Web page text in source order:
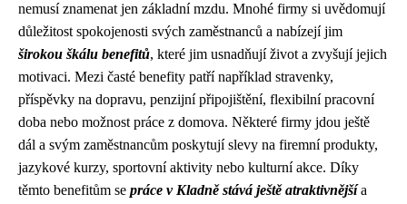
nemusí znamenat jen základní mzdu. Mnohé firmy si uvědomují
důležitost spokojenosti svých zaměstnanců a nabízejí jim
širokou škálu benefitů, které jim usnadňují život a zvyšují jejich
motivaci. Mezi časté benefity patří například stravenky,
příspěvky na dopravu, penzijní připojištění, flexibilní pracovní
doba nebo možnost práce z domova. Některé firmy jdou ještě
dál a svým zaměstnancům poskytují slevy na firemní produkty,
jazykové kurzy, sportovní aktivity nebo kulturní akce. Díky
těmto benefitům se práce v Kladně stává ještě atraktivnějšía